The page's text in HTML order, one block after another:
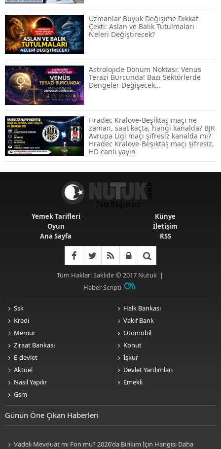
Rekora Koştu, Petrol Fiyatları Sert Düştü
Temmuz 2026 Maaş Zammı Netleşiyor!
Memur, Emekli ve Sosyal Yardımlarda
Yeni Oranlar
KOSGEB’den KOBİ’lere Dev Finansman
Hamlesi: 36 Ay Vadeli 30 Milyon TL
Destek
Emekli Maaşlarında Temmuz Hesabı:
Zam Oranı ve Taban Aylık İçin Yeni
Senaryolar
Uzmanlar Büyük Değişime Dikkat
Çekti: Aslan ve Balık Tutulmaları
Neleri Değiştirecek?
Astrolojide Dönüm Noktası: Venüs
Terazi Burcunda! Bazı Sektörlerde
Dengeler Değişecek...
Hradec Kralove-Beşiktaş maçı ne
zaman, saat kaçta, hangi kanalda? BJK
Avrupa Ligi maçı şifresiz kanalda mı?
Hradec Kralove-Beşiktaş maçı şifresiz,
HD canlı yayın
Yemek Tarifleri
Oyun
Ana Sayfa
Künye
İletişim
RSS
Tüm Hakları Saklıdır © 2017 Nutuk|
Haber Scripti
Ssk
Kredi
Memur
Ziraat Bankası
E-devlet
Aktüel
Nasıl Yapılır
Gsm
Halk Bankası
Vakıf Bank
Otomobil
Konut
İşkur
Devlet Yardımları
Emekli
Günün Öne Çıkan Haberleri
Vadeli Mevduat mı Fon mu? 2026'da Birikim İçin Hangisi Daha